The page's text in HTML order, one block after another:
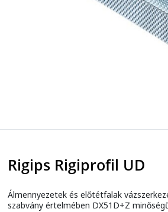
Rigips Rigiprofil UD
Álmennyezetek és előtétfalak
szabvány értelmében DX51D+Z